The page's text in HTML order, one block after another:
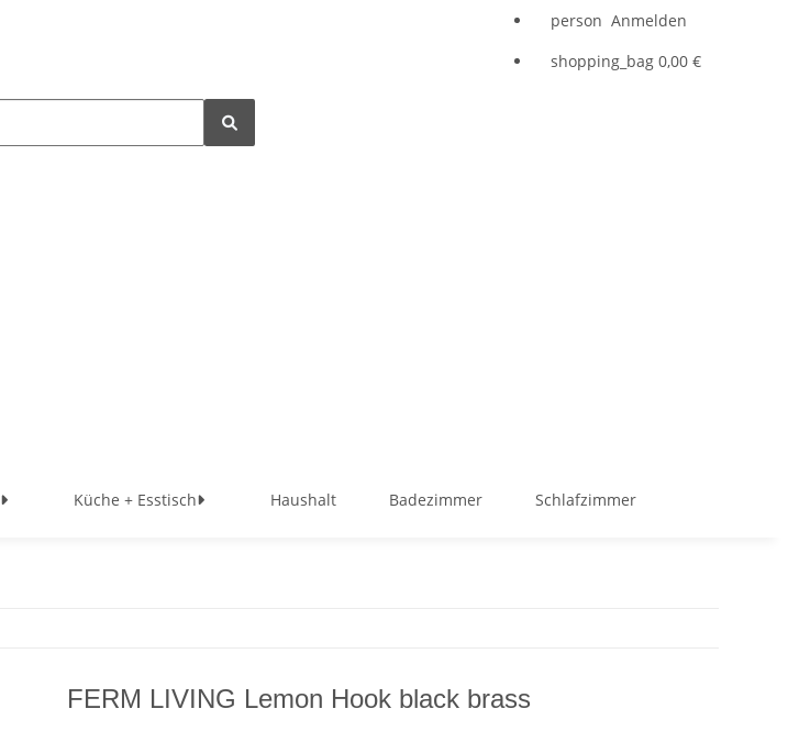
person Anmelden
shopping_bag 0,00 €
Küche + Esstisch Haushalt Badezimmer Schlafzimmer
FERM LIVING Lemon Hook black brass